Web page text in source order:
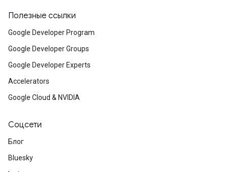
Полезные ссылки
Google Developer Program
Google Developer Groups
Google Developer Experts
Accelerators
Google Cloud & NVIDIA
Соцсети
Блог
Bluesky